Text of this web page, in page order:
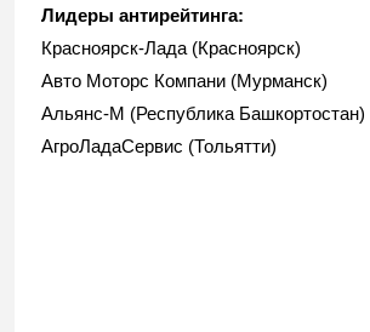
Лидеры антирейтинга:
Красноярск-Лада (Красноярск)
Авто Моторс Компани (Мурманск)
Альянс-М (Республика Башкортостан)
АгроЛадаСервис (Тольятти)